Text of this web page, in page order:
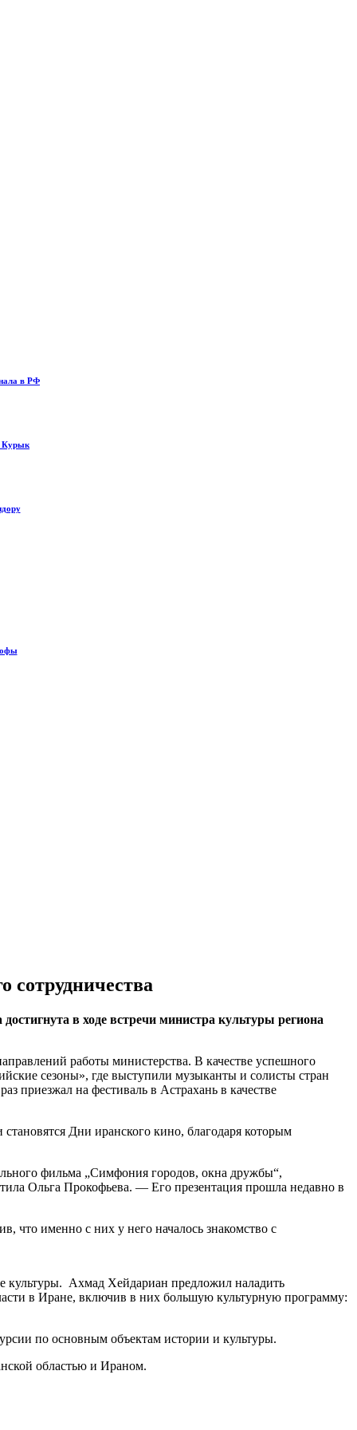
в РФ
Курык
сотрудничества
в ходе встречи министра культуры региона
работы министерства. В качестве успешного
сезоны», где выступили музыканты и солисты стран
на фестиваль в Астрахань в качестве
Дни иранского кино, благодаря которым
фильма „Симфония городов, окна дружбы“,
Ольга Прокофьева. — Его презентация прошла недавно в
что именно с них у него началось знакомство с
культуры. Ахмад Хейдариан предложил наладить
в Иране, включив в них большую культурную программу:
по основным объектам истории и культуры.
областью и Ираном.